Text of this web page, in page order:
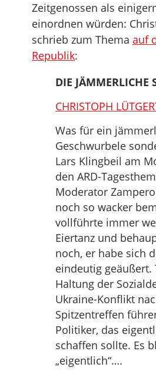
Zeitgenossen als
einordnen würden:
schrieb zum Thema auf
Republik:
DIE JÄMMERLICHE
CHRISTOPH
Was für ein
Geschwurbele
Lars Klingbeil am
den ARD-
Moderator
noch so wacker
vollführte immer
Eiertanz und
noch, er habe sich
eindeutig geäußert.
Haltung der
Ukraine-Konflikt
Spitzentreffen
Politiker, das
schaffen sollte. Es
„eigentlich“….